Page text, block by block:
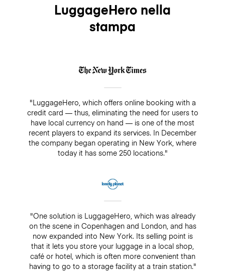
LuggageHero nella
stampa
"LuggageHero, which offers online booking with a
credit card — thus, eliminating the need for users to
have local currency on hand — is one of the most
recent players to expand its services. In December
the company began operating in New York, where
today it has some 250 locations."
"One solution is LuggageHero, which was already
on the scene in Copenhagen and London, and has
now expanded into New York. Its selling point is
that it lets you store your luggage in a local shop,
café or hotel, which is often more convenient than
having to go to a storage facility at a train station."